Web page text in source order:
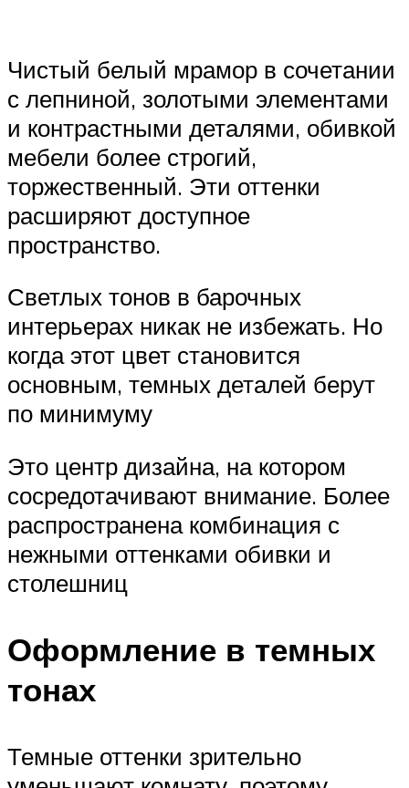
Чистый белый мрамор в сочетании
с лепниной, золотыми элементами
и контрастными деталями, обивкой
мебели более строгий,
торжественный. Эти оттенки
расширяют доступное
пространство.
Светлых тонов в барочных
интерьерах никак не избежать. Но
когда этот цвет становится
основным, темных деталей берут
по минимуму
Это центр дизайна, на котором
сосредотачивают внимание. Более
распространена комбинация с
нежными оттенками обивки и
столешниц
Оформление в темных
тонах
Темные оттенки зрительно